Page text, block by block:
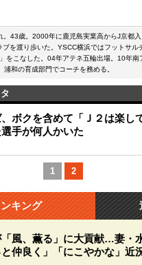
43歳。2000年に鹿児島実業高からJ京都
を渡り歩いた。YSCC横浜ではフットサル
をこなした。04年アテネ五輪出場。10年南
和の育成部門でコーチを務める。
ボクを含めて「Ｊ２は楽し
手が何人かいた
1 2
キング
風、薫る」に大貢献…妻・
仲良く」「にこやかな」近